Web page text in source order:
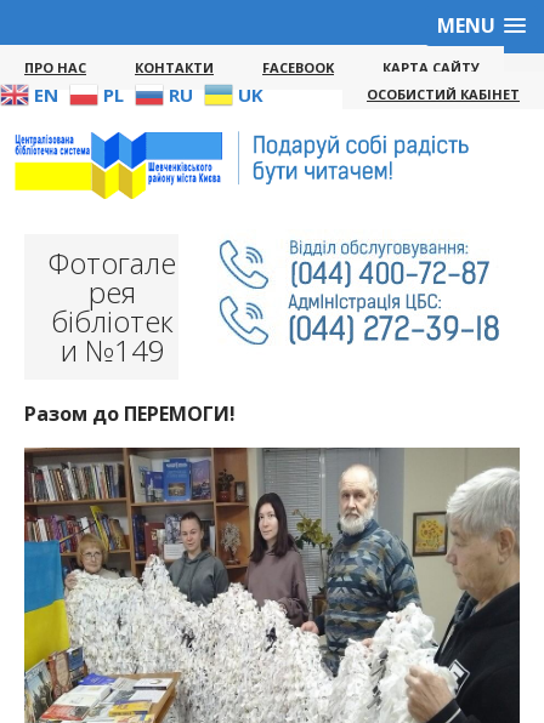
MENU
ПРО НАС КОНТАКТИ FACEBOOK КАРТА САЙТУ
EN PL RU UK ОСОБИСТИЙ КАБІНЕТ
Фотогале
рея
бібліотек
и №149
Разом до ПЕРЕМОГИ!